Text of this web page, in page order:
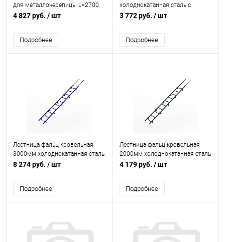
для металлочерепицы L=2700
мм, b=350 RAL 8017
4 827 руб. / шт
Подробнее
холоднокатанная сталь с
порошковым покрытием RAL
3 772 руб. / шт
Подробнее
Лестница фальц кровельная
3000мм холоднокатанная сталь
с порошковым покрытием RAL
8 274 руб. / шт
Подробнее
Лестница фальц кровельная
2000мм холоднокатанная сталь
с порошковым покрытием RAL
4 179 руб. / шт
Подробнее